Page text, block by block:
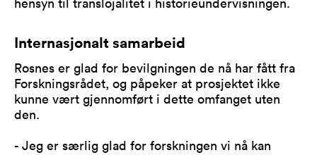
Internasjonalt samarbeid
Rosnes er glad for bevilgningen de nå har fått fra
Forskningsrådet, og påpeker at prosjektet ikke
kunne vært gjennomført i dette omfanget uten
den.
- Jeg er særlig glad for forskningen vi nå kan